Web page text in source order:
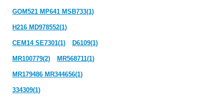
GOM521 MP641 MSB733(1)
H216 MD978552(1)
CEM14 SE7301(1) D6109(1)
MR100779(2) MR568711(1)
MR179486 MR344656(1)
334309(1)